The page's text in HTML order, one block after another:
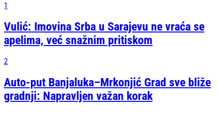
1
Vulić: Imovina Srba u Sarajevu ne vraća se
apelima, već snažnim pritiskom
2
Auto-put Banjaluka–Mrkonjić Grad sve bliže
gradnji: Napravljen važan korak